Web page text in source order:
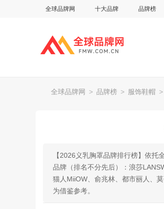
全球品牌网 十大品牌 品牌榜
全球品牌网 > 品牌榜 > 服饰鞋帽 >
【2026义乳胸罩品牌排行榜】依
品牌（排名不分先后）：浪莎
猫人MiiOW、俞兆林、都市丽人、
为借鉴参考。